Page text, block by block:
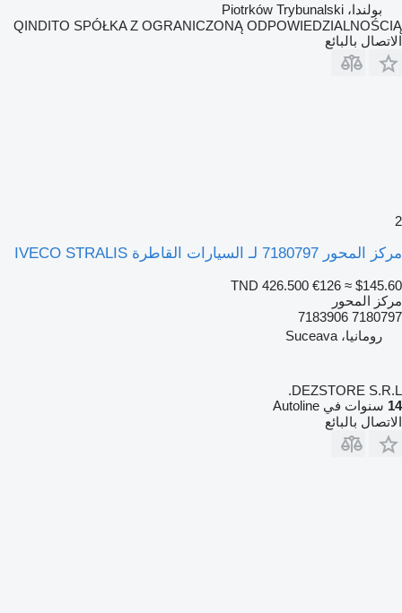
بولندا، Piotrków Trybunalski
QINDITO SPÓŁKA Z OGRANICZONĄ ODPOWIEDZIALNOŚCIĄ
الاتصال بالبائع
2
مركز المحور 7180797 لـ السيارات القاطرة IVECO STRALIS
TND 426.500 €126 ≈ $145.60
مركز المحور
7180797 7183906
رومانيا، Suceava
DEZSTORE S.R.L.
14 سنوات في Autoline
الاتصال بالبائع